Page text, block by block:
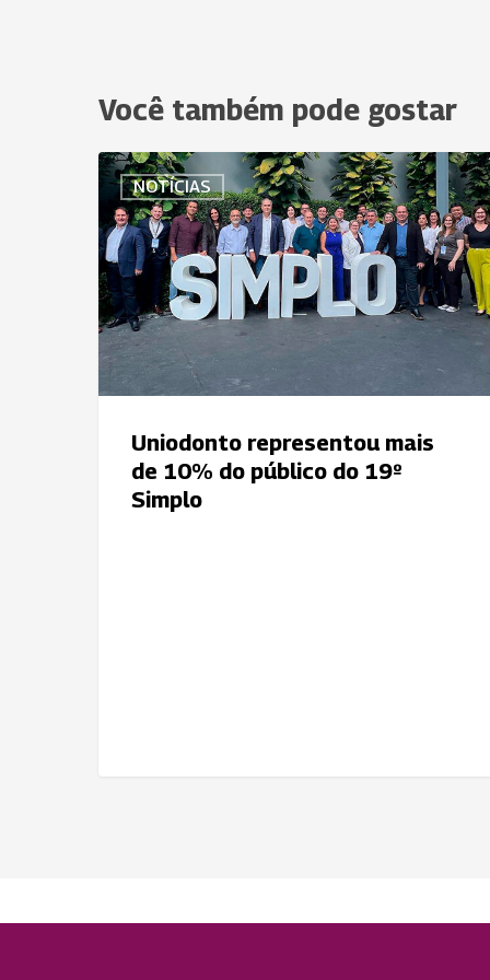
Você também pode gostar
NOTÍCIAS
Uniodonto
representou
mais
de
10%
do
público
do
19º
Uniodonto representou mais
de 10% do público do 19º
Simplo